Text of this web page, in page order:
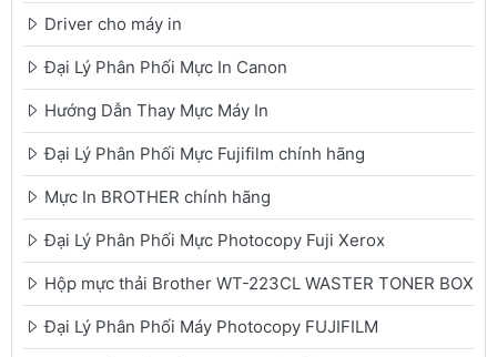
Driver cho máy in
Đại Lý Phân Phối Mực In Canon
Hướng Dẫn Thay Mực Máy In
Đại Lý Phân Phối Mực Fujifilm chính hãng
Mực In BROTHER chính hãng
Đại Lý Phân Phối Mực Photocopy Fuji Xerox
Hộp mực thải Brother WT-223CL WASTER TONER BOX
Đại Lý Phân Phối Máy Photocopy FUJIFILM